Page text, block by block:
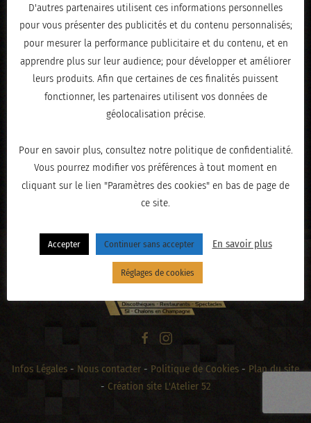
« PRÉCÉDENT
Infos Légales - Nous contacter - Politique de Cookies - Plan du site
- Création site L'Atelier 52
D'autres partenaires utilisent ces informations personnelles
pour vous présenter des publicités et du contenu personnalisés;
pour mesurer la performance publicitaire et du contenu, et en
apprendre plus sur leur audience; pour développer et améliorer
leurs produits. Afin que certaines de ces finalités puissent
fonctionner, les partenaires utilisent vos données de
géolocalisation précise.
Pour en savoir plus, consultez notre politique de confidentialité.
Vous pourrez modifier vos préférences à tout moment en
cliquant sur le lien "Paramètres des cookies" en bas de page de
ce site.
Accepter Continuer sans accepter En savoir plus
Réglages de cookies